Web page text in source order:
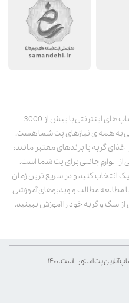
پت استور به عنوان یکی از قدیمی‌ترین پت شاپ های اینترنتی با بیش از 3000
به همه ی نیازهای پت شما هست.
گربه با برندهای معتبر مانند:
لوازم جانبی برای پت شما است.
انتخاب کنید و در سریع ترین زمان
مطالب و ویدیوهای آموزشی
از سگ و گربه خود را آموزش ببینید.
پت استور است. ۱۴۰۰